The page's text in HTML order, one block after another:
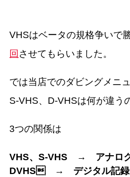
VHSはベータの規格争いで
回 させてもらいました。
では当店でのダビングメニ
S-VHS、D-VHSは何が違う
3つの関係は
VHS、S-VHS → アナロ
DVHS → デジタル記録